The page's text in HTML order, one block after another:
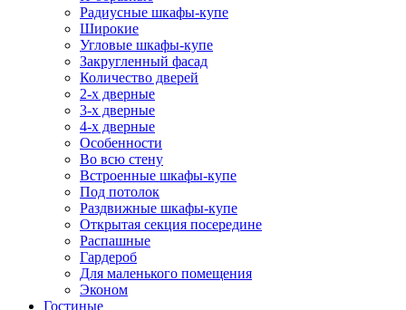
Радиусные шкафы-купе
Широкие
Угловые шкафы-купе
Закругленный фасад
Количество дверей
2-х дверные
3-х дверные
4-х дверные
Особенности
Во всю стену
Встроенные шкафы-купе
Под потолок
Раздвижные шкафы-купе
Открытая секция посередине
Распашные
Гардероб
Для маленького помещения
Эконом
Гостиные